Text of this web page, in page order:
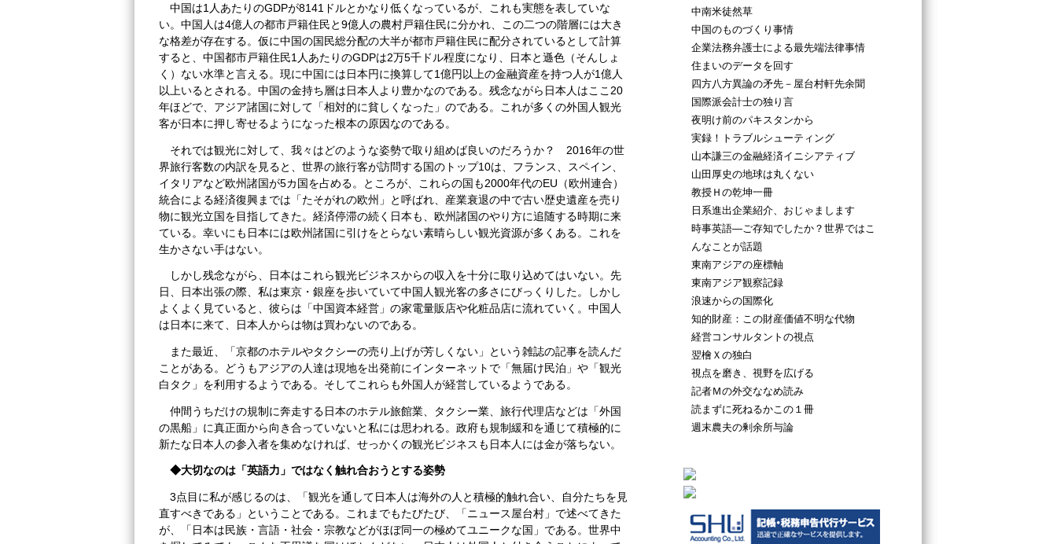
中国は1人あたりのGDPが8141ドルとかなり低くなっているが、これも実態を表していな
い。中国人は4億人の都市戸籍住民と9億人の農村戸籍住民に分かれ、この二つの階層には大き
な格差が存在する。仮に中国の国民総分配の大半が都市戸籍住民に配分されているとして計算
すると、中国都市戸籍住民1人あたりのGDPは2万5千ドル程度になり、日本と遜色（そんしょ
く）ない水準と言える。現に中国には日本円に換算して1億円以上の金融資産を持つ人が1億人
以上いるとされる。中国の金持ち層は日本人より豊かなのである。残念ながら日本人はここ20
年ほどで、アジア諸国に対して「相対的に貧しくなった」のである。これが多くの外国人観光
客が日本に押し寄せるようになった根本の原因なのである。
それでは観光に対して、我々はどのような姿勢で取り組めば良いのだろうか？ 2016年の世
界旅行客数の内訳を見ると、世界の旅行客が訪問する国のトップ10は、フランス、スペイン、
イタリアなど欧州諸国が5カ国を占める。ところが、これらの国も2000年代のEU（欧州連合）
統合による経済復興までは「たそがれの欧州」と呼ばれ、産業衰退の中で古い歴史遺産を売り
物に観光立国を目指してきた。経済停滞の続く日本も、欧州諸国のやり方に追随する時期に来
ている。幸いにも日本には欧州諸国に引けをとらない素晴らしい観光資源が多くある。これを
生かさない手はない。
しかし残念ながら、日本はこれら観光ビジネスからの収入を十分に取り込めてはいない。先
日、日本出張の際、私は東京・銀座を歩いていて中国人観光客の多さにびっくりした。しかし
よくよく見ていると、彼らは「中国資本経営」の家電量販店や化粧品店に流れていく。中国人
は日本に来て、日本人からは物は買わないのである。
また最近、「京都のホテルやタクシーの売り上げが芳しくない」という雑誌の記事を読んだ
ことがある。どうもアジアの人達は現地を出発前にインターネットで「無届け民泊」や「観光
白タク」を利用するようである。そしてこれらも外国人が経営しているようである。
仲間うちだけの規制に奔走する日本のホテル旅館業、タクシー業、旅行代理店などは「外国
の黒船」に真正面から向き合っていないと私には思われる。政府も規制緩和を通じて積極的に
新たな日本人の参入者を集めなければ、せっかくの観光ビジネスも日本人には金が落ちない。
◆大切なのは「英語力」ではなく触れ合おうとする姿勢
3点目に私が感じるのは、「観光を通して日本人は海外の人と積極的触れ合い、自分たちを見
直すべきである」ということである。これまでもたびたび、「ニュース屋台村」で述べてきた
が、「日本は民族・言語・社会・宗教などがほぼ同一の極めてユニークな国」である。世界中
中南米徒然草
中国のものづくり事情
企業法務弁護士による最先端法律事情
住まいのデータを回す
四方八方異論の矛先－屋台村軒先余聞
国際派会計士の独り言
夜明け前のパキスタンから
実録！トラブルシューティング
山本謙三の金融経済イニシアティブ
山田厚史の地球は丸くない
教授Ｈの乾坤一冊
日系進出企業紹介、おじゃまします
時事英語―ご存知でしたか？世界ではこ
んなことが話題
東南アジアの座標軸
東南アジア観察記録
浪速からの国際化
知的財産：この財産価値不明な代物
経営コンサルタントの視点
翌檜Ｘの独白
視点を磨き、視野を広げる
記者Ｍの外交ななめ読み
読まずに死ねるかこの１冊
週末農夫の剰余所与論